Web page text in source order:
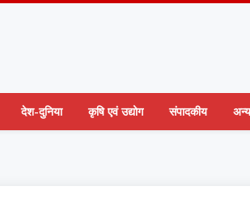
देश-दुनिया कृषि एवं उद्योग संपादकीय अन्य